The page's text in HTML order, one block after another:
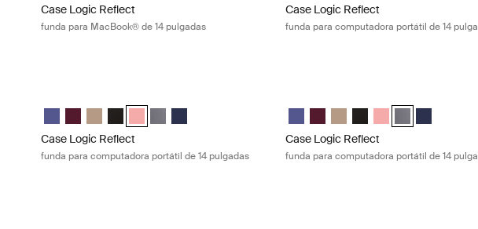
Case Logic Reflect
funda para MacBook® de 14 pulgadas
Case Logic Reflect
funda para computadora portátil de 14
Case Logic Reflect 14" Laptop Sleeve Púrpura concentrado
Case Logic Reflect 14" Laptop Sleeve Rojo tenue
Case Logic Reflect 14" Laptop Sleeve Boulder Beige
Case Logic Reflect 14" Laptop Sleeve Negro
Case Logic Reflect 14" Laptop Sleeve Pomelo Pink (selected)
Case Logic Reflect 14" Laptop Sleeve Grafito
Case Logic Reflect 14" Laptop Sleeve Dark Blue
Case Logic Reflect
funda para computadora portátil de 14 pulgadas
Case Logic Reflect 14" Laptop
Case Logic Reflect 14" Laptop
Case Logic Reflect 14"
Case Logic Reflect 14"
Case Logic Reflect
Case Logic
Case Logic
Case Logic Reflect
funda para computadora portátil de 14